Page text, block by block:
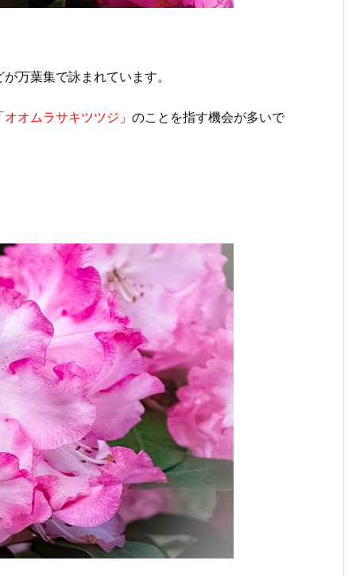
万葉集で詠まれています。
オオムラサキツツジ 」のことを指す機会が多いで